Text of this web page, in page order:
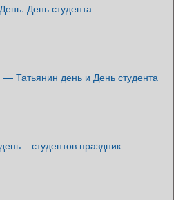
День студента
Татьянин день и День студента
– студентов праздник